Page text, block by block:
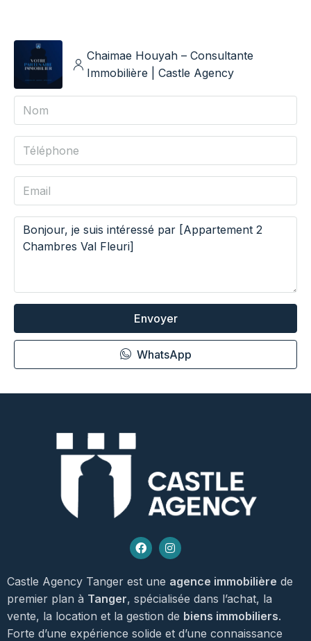
Chaimae Houyah – Consultante
Immobilière | Castle Agency
Envoyer
WhatsApp
Castle Agency Tanger est une agence immobilière de
premier plan à Tanger, spécialisée dans l’achat, la
vente, la location et la gestion de biens immobiliers.
Forte d’une expérience solide et d’une connaissance